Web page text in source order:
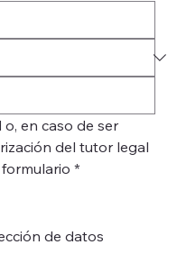
en caso de ser
del tutor legal
*
de datos